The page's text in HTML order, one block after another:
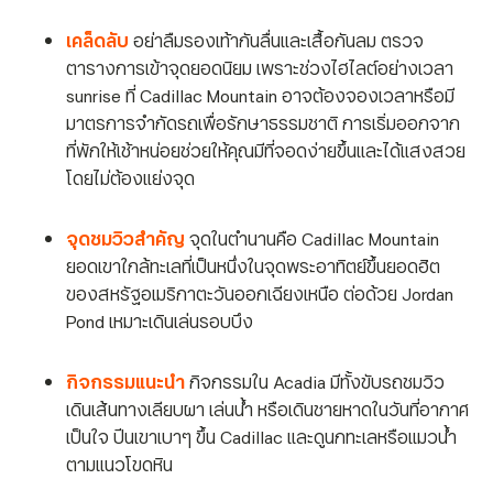
เคล็ดลับ อย่าลืมรองเท้ากันลื่นและเสื้อกันลม ตรวจ
ตารางการเข้าจุดยอดนิยม เพราะช่วงไฮไลต์อย่างเวลา
sunrise ที่ Cadillac Mountain อาจต้องจองเวลาหรือมี
มาตรการจำกัดรถเพื่อรักษาธรรมชาติ การเริ่มออกจาก
ที่พักให้เช้าหน่อยช่วยให้คุณมีที่จอดง่ายขึ้นและได้แสงสวย
โดยไม่ต้องแย่งจุด
จุดชมวิวสำคัญ จุดในตำนานคือ Cadillac Mountain
ยอดเขาใกล้ทะเลที่เป็นหนึ่งในจุดพระอาทิตย์ขึ้นยอดฮิต
ของสหรัฐอเมริกาตะวันออกเฉียงเหนือ ต่อด้วย Jordan
Pond เหมาะเดินเล่นรอบบึง
กิจกรรมแนะนำกิจกรรมใน Acadia มีทั้งขับรถชมวิว
เดินเส้นทางเลียบผา เล่นน้ำ หรือเดินชายหาดในวันที่อากาศ
เป็นใจ ปีนเขาเบาๆ ขึ้น Cadillac และดูนกทะเลหรือแมวน้ำ
ตามแนวโขดหิน